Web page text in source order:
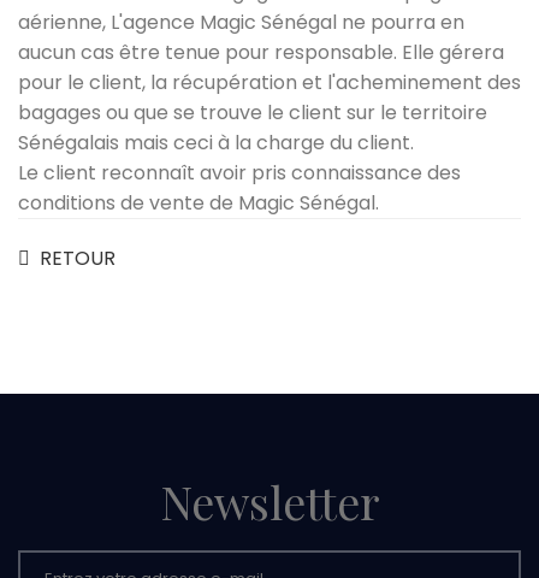
aérienne, L'agence Magic Sénégal ne pourra en
aucun cas être tenue pour responsable. Elle gérera
pour le client, la récupération et l'acheminement des
bagages ou que se trouve le client sur le territoire
Sénégalais mais ceci à la charge du client.
Le client reconnaît avoir pris connaissance des
conditions de vente de Magic Sénégal.
RETOUR
Newsletter